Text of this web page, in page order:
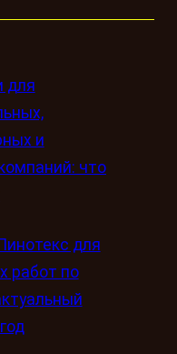
для
и
что
для
работ по